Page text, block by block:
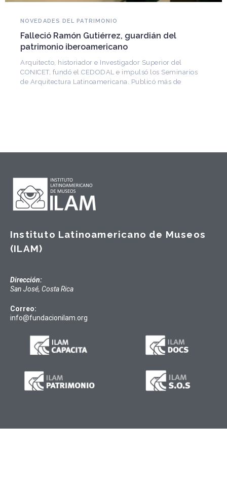
NOVEDADES DEL PATRIMONIO
Falleció Ramón Gutiérrez, guardián del
patrimonio iberoamericano
Arquitecto, historiador e Investigador Superior del
CONICET, fundó el CEDODAL e impulsó los Seminarios
de Arquitectura Latinoamericana. Publicó más de
Instituto Latinoamericano de Museos
(ILAM)
Dirección:
San José, Costa Rica
Correo:
info@fundacionilam.org